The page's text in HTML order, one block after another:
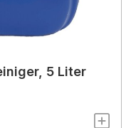
5 Liter